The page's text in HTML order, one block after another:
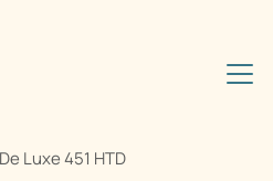
Luxe 451 HTD